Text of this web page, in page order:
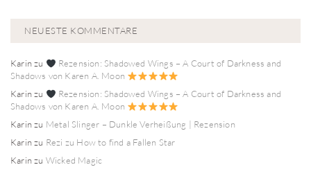
NEUESTE KOMMENTARE
Karinzu
Rezension: Shadowed Wings – A Court of Darkness and
Shadows von Karen A. Moon
Karinzu
Rezension: Shadowed Wings – A Court of Darkness and
Shadows von Karen A. Moon
Karinzu Metal Slinger – Dunkle Verheißung | Rezension
Karinzu Rezi zu How to find a Fallen Star
Karinzu Wicked Magic